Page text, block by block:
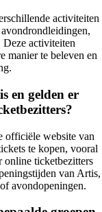
activiteiten
Deze activiteiten
manier te beleven en
en gelden er
officiële website van
te kopen, vooral
online ticketbezitters
van Artis,
avondopeningen.